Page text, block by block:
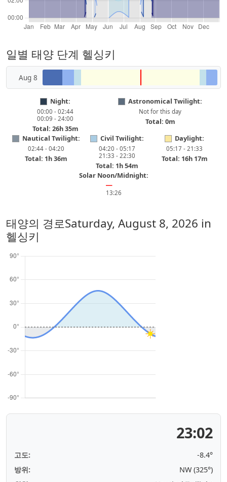
일별 태양 단계 헬싱키
Aug 8
Night:
00:00 - 02:44
00:09 - 24:00
Total: 26h 35m
Astronomical Twilight:
Not for this day
Total: 0m
Nautical Twilight:
02:44 - 04:20
Total: 1h 36m
Civil Twilight:
04:20 - 05:17
21:33 - 22:30
Total: 1h 54m
Daylight:
05:17 - 21:33
Total: 16h 17m
Solar Noon/Midnight:
━
13:26
태양의 경로Saturday, August 8, 2026 in
헬싱키
23:02
고도:
-8.4°
방위:
NW (325°)